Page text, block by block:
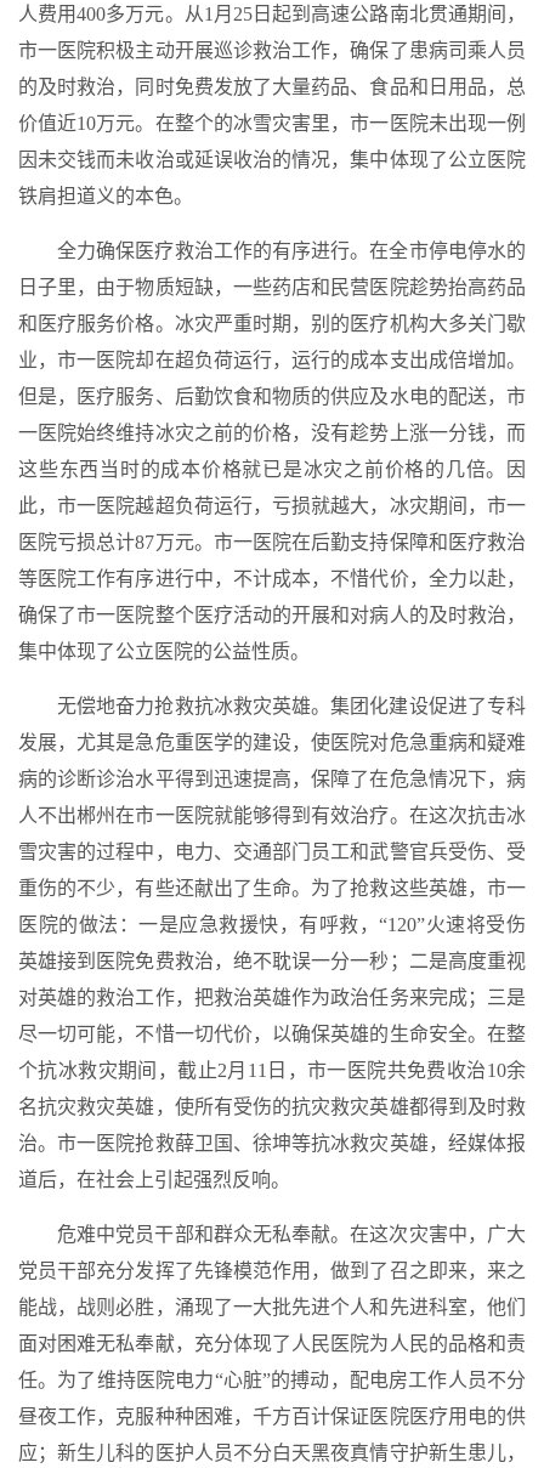
人费用400多万元。从1月25日起到高速公路南北贯通期间，
市一医院积极主动开展巡诊救治工作，确保了患病司乘人员
的及时救治，同时免费发放了大量药品、食品和日用品，总
价值近10万元。在整个的冰雪灾害里，市一医院未出现一例
因未交钱而未收治或延误收治的情况，集中体现了公立医院
铁肩担道义的本色。
全力确保医疗救治工作的有序进行。在全市停电停水的
日子里，由于物质短缺，一些药店和民营医院趁势抬高药品
和医疗服务价格。冰灾严重时期，别的医疗机构大多关门歇
业，市一医院却在超负荷运行，运行的成本支出成倍增加。
但是，医疗服务、后勤饮食和物质的供应及水电的配送，市
一医院始终维持冰灾之前的价格，没有趁势上涨一分钱，而
这些东西当时的成本价格就已是冰灾之前价格的几倍。因
此，市一医院越超负荷运行，亏损就越大，冰灾期间，市一
医院亏损总计87万元。市一医院在后勤支持保障和医疗救治
等医院工作有序进行中，不计成本，不惜代价，全力以赴，
确保了市一医院整个医疗活动的开展和对病人的及时救治，
集中体现了公立医院的公益性质。
无偿地奋力抢救抗冰救灾英雄。集团化建设促进了专科
发展，尤其是急危重医学的建设，使医院对危急重病和疑难
病的诊断诊治水平得到迅速提高，保障了在危急情况下，病
人不出郴州在市一医院就能够得到有效治疗。在这次抗击冰
雪灾害的过程中，电力、交通部门员工和武警官兵受伤、受
重伤的不少，有些还献出了生命。为了抢救这些英雄，市一
医院的做法：一是应急救援快，有呼救，“120”火速将受伤
英雄接到医院免费救治，绝不耽误一分一秒；二是高度重视
对英雄的救治工作，把救治英雄作为政治任务来完成；三是
尽一切可能，不惜一切代价，以确保英雄的生命安全。在整
个抗冰救灾期间，截止2月11日，市一医院共免费收治10余
名抗灾救灾英雄，使所有受伤的抗灾救灾英雄都得到及时救
治。市一医院抢救薛卫国、徐坤等抗冰救灾英雄，经媒体报
道后，在社会上引起强烈反响。
危难中党员干部和群众无私奉献。在这次灾害中，广大
党员干部充分发挥了先锋模范作用，做到了召之即来，来之
能战，战则必胜，涌现了一大批先进个人和先进科室，他们
面对困难无私奉献，充分体现了人民医院为人民的品格和责
任。为了维持医院电力“心脏”的搏动，配电房工作人员不分
昼夜工作，克服种种困难，千方百计保证医院医疗用电的供
应；新生儿科的医护人员不分白天黑夜真情守护新生患儿，